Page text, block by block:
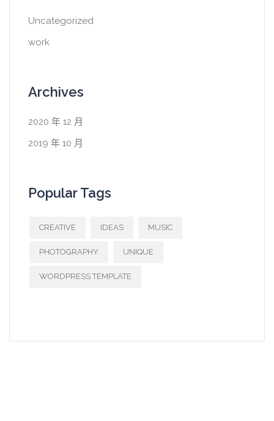
Uncategorized
work
Archives
2020 年 12 月
2019 年 10 月
Popular Tags
CREATIVE IDEAS MUSIC
PHOTOGRAPHY UNIQUE
WORDPRESS TEMPLATE